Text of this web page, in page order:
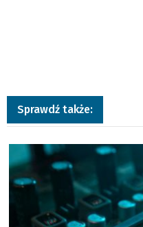
Sprawdź także:
a